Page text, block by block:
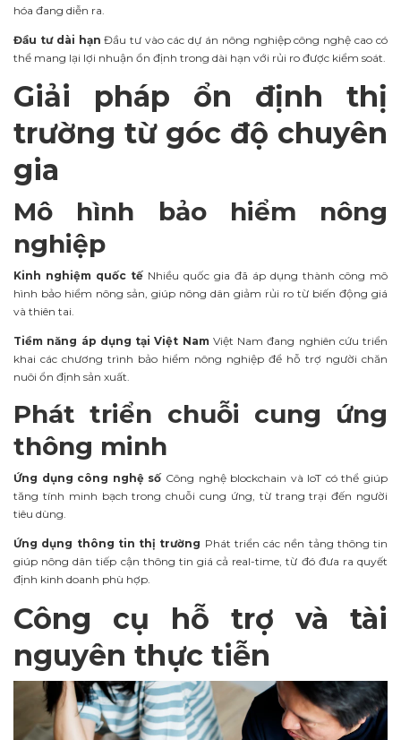
hóa đang diễn ra.
Đầu tư dài hạn Đầu tư vào các dự án nông nghiệp công nghệ cao có
thể mang lại lợi nhuận ổn định trong dài hạn với rủi ro được kiểm soát.
Giải pháp ổn định thị
trường từ góc độ chuyên
gia
Mô hình bảo hiểm nông
nghiệp
Kinh nghiệm quốc tế Nhiều quốc gia đã áp dụng thành công mô
hình bảo hiểm nông sản, giúp nông dân giảm rủi ro từ biến động giá
và thiên tai.
Tiềm năng áp dụng tại Việt Nam Việt Nam đang nghiên cứu triển
khai các chương trình bảo hiểm nông nghiệp để hỗ trợ người chăn
nuôi ổn định sản xuất.
Phát triển chuỗi cung ứng
thông minh
Ứng dụng công nghệ sốCông nghệ blockchain và IoT có thể giúp
tăng tính minh bạch trong chuỗi cung ứng, từ trang trại đến người
tiêu dùng.
Ứng dụng thông tin thị trường Phát triển các nền tảng thông tin
giúp nông dân tiếp cận thông tin giá cả real-time, từ đó đưa ra quyết
định kinh doanh phù hợp.
Công cụ hỗ trợ và tài
nguyên thực tiễn